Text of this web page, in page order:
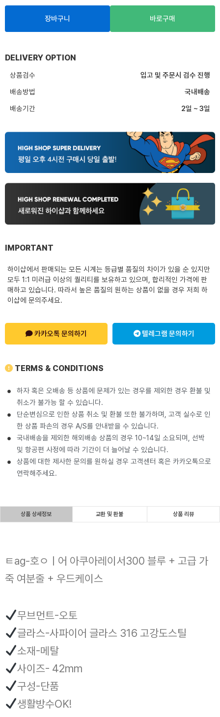
장바구니 바로구매
DELIVERY OPTION
상품검수
입고 및 주문시 검수 진행
배송방법
국내배송
배송기간
2일 ~ 3일
IMPORTANT
하이샵에서 판매되는 모든 시계는 등급별 품질의 차이가 있을 순 있지만
모두 1:1 미러급 이상의 퀄리티를 보유하고 있으며, 합리적인 가격에 판
매하고 있습니다. 따라서 높은 품질의 원하는 상품이 없을 경우 저희 하
이샵에 문의주세요.
카카오톡 문의하기 텔레그램 문의하기
TERMS & CONDITIONS
하자 혹은 오배송 등 상품에 문제가 있는 경우를 제외한 경우 환불 및
취소가 불가능 할 수 있습니다.
단순변심으로 인한 상품 취소 및 환불 또한 불가하며, 고객 실수로 인
한 상품 파손의 경우 A/S를 안내받을 수 있습니다.
국내배송을 제외한 해외배송 상품의 경우 10~14일 소요되며, 선박
및 항공편 사정에 따라 기간이 더 늘어날 수 있습니다.
상품에 대한 제사한 문의를 원하실 경우 고객센터 혹은 카카오톡으로
연락해주세요.
상품 상세정보 교환 및 환불 상품 리뷰
ㅌag-호ㅇㅣ어 아쿠아레이서300 블루 + 고급 가
죽 여분줄 + 우드케이스
무브먼트-오토
글라스-사파이어 글라스 316 고강도스틸
소재-메탈
사이즈- 42mm
구성-단품
생활방수OK!